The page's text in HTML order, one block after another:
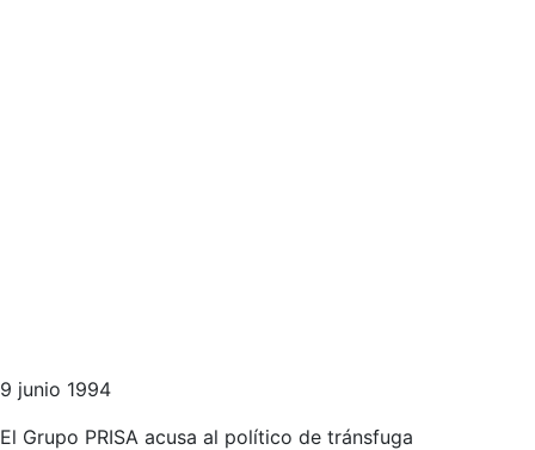
9 junio 1994
El Grupo PRISA acusa al político de tránsfuga